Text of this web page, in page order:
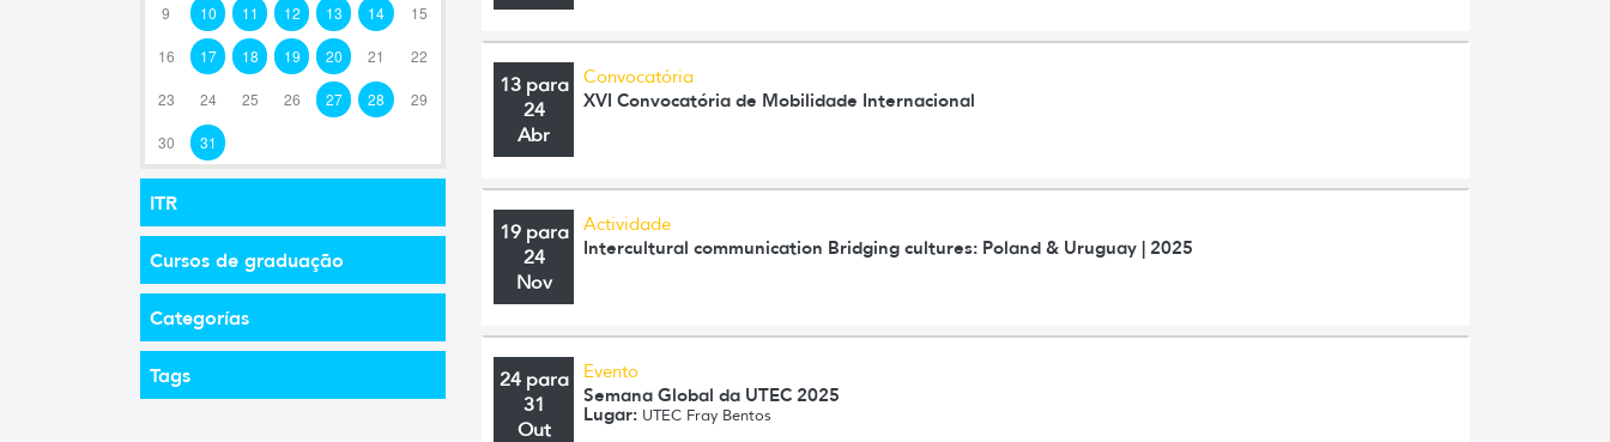
9 10 11 12 13 14 15
16 17 18 19 20 21 22
23 24 25 26 27 28 29
30 31
ITR
Cursos de graduação
Categorías
Tags
13 para
24
Abr
Convocatória
XVI Convocatória de Mobilidade Internacional
19 para
24
Nov
Actividade
Intercultural communication Bridging cultures: Poland & Uruguay | 2025
24 para
31
Out
Evento
Semana Global da UTEC 2025
Lugar: UTEC Fray Bentos